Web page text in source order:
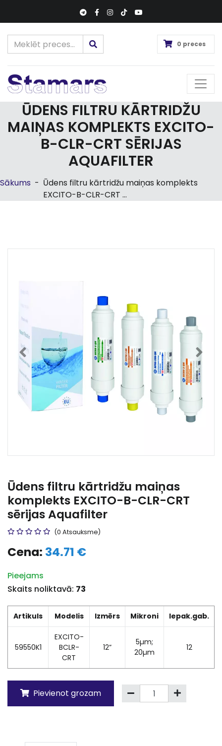
0 preces
ŪDENS FILTRU KĀRTRIDŽU
MAIŅAS KOMPLEKTS EXCITO-
B-CLR-CRT SĒRIJAS
AQUAFILTER
Sākums - Ūdens filtru kārtridžu maiņas komplekts
EXCITO-B-CLR-CRT ...
Ūdens filtru kārtridžu maiņas
komplekts EXCITO-B-CLR-CRT
sērijas Aquafilter
(0 Atsauksme)
Cena: 34.71 €
Pieejams
Skaits noliktavā: 73
Artikuls Modelis Izmērs Mikroni Iepak.gab.
59550K1
EXCITO-
BCLR-
CRT
12”
5µm;
20µm
12
Pievienot grozam